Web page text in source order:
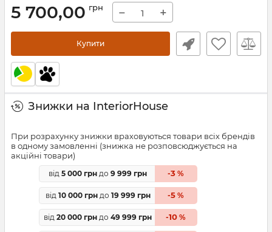
5 700,00 грн − +
Купити
Знижки на InteriorHouse
При розрахунку знижки враховуються товари всіх брендів
в одному замовленні (знижка не розповсюджується на
акційні товари)
від 5 000 грн до 9 999 грн -3 %
від 10 000 грндо 19 999 грн -5 %
від 20 000 грн до 49 999 грн -10 %